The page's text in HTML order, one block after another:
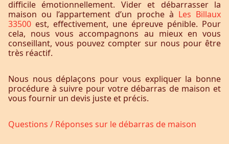
difficile émotionnellement. Vider et débarrasser la
maison ou l’appartement d’un proche à Les Billaux
33500 est, effectivement, une épreuve pénible. Pour
cela, nous vous accompagnons au mieux en vous
conseillant, vous pouvez compter sur nous pour être
très réactif.
Nous nous déplaçons pour vous expliquer la bonne
procédure à suivre pour votre débarras de maison et
vous fournir un devis juste et précis.
Questions / Réponses sur le débarras de maison